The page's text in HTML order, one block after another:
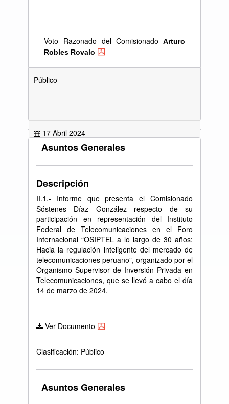
Voto Razonado del Comisionado Arturo
Robles Rovalo
Público
17 Abril 2024
Resolución (PDF)
Resolución (Accesible)
Asuntos Generales
Descripción
II.1.- Informe que presenta el Comisionado
Sóstenes Díaz González respecto de su
participación en representación del Instituto
Federal de Telecomunicaciones en el Foro
Internacional “OSIPTEL a lo largo de 30 años:
Hacia la regulación inteligente del mercado de
telecomunicaciones peruano”, organizado por el
Organismo Supervisor de Inversión Privada en
Telecomunicaciones, que se llevó a cabo el día
14 de marzo de 2024.
Ver Documento
Clasificación: Público
Asuntos Generales